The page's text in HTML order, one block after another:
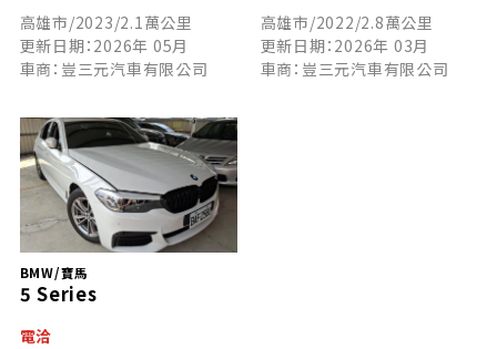
高雄市/2023/2.1萬公里
更新日期：2026年 05月
車商：豈三元汽車有限公司
高雄市/2022/2.8萬公里
更新日期：2026年 03月
車商：豈三元汽車有限公司
BMW/寶馬
5 Series
電洽